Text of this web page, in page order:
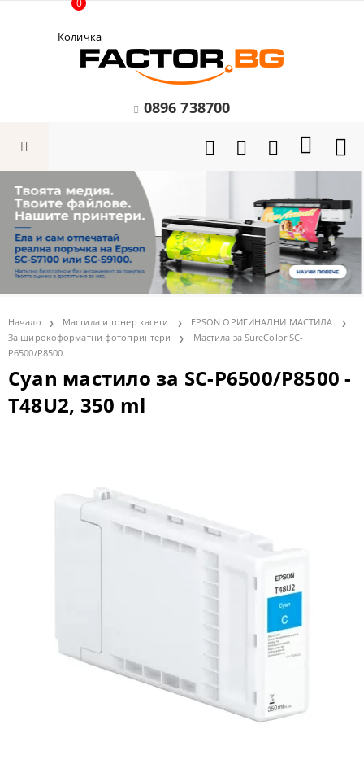
Количка
0
0896 738700
Начало Мастила и тонер касети
EPSON ОРИГИНАЛНИ МАСТИЛА
За широкоформатни фотопринтери
Мастила за SureColor SC-
P6500/P8500
Cyan мастило за SC-P6500/P8500 -
T48U2, 350 ml